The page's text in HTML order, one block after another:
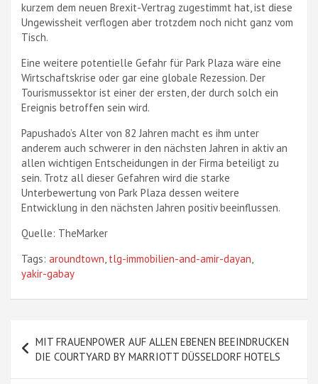
kurzem dem neuen Brexit-Vertrag zugestimmt hat, ist diese
Ungewissheit verflogen aber trotzdem noch nicht ganz vom
Tisch.
Eine weitere potentielle Gefahr für Park Plaza wäre eine
Wirtschaftskrise oder gar eine globale Rezession. Der
Tourismussektor ist einer der ersten, der durch solch ein
Ereignis betroffen sein wird.
Papushado’s Alter von 82 Jahren macht es ihm unter
anderem auch schwerer in den nächsten Jahren in aktiv an
allen wichtigen Entscheidungen in der Firma beteiligt zu
sein. Trotz all dieser Gefahren wird die starke
Unterbewertung von Park Plaza dessen weitere
Entwicklung in den nächsten Jahren positiv beeinflussen.
Quelle: TheMarker
Tags: aroundtown, tlg-immobilien-and-amir-dayan,
yakir-gabay
MIT FRAUENPOWER AUF ALLEN EBENEN BEEINDRUCKEN
DIE COURTYARD BY MARRIOTT DÜSSELDORF HOTELS